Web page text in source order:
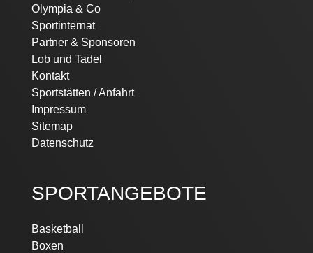
Olympia & Co
Sportinternat
Partner & Sponsoren
Lob und Tadel
Kontakt
Sportstätten / Anfahrt
Impressum
Sitemap
Datenschutz
SPORTANGEBOTE
Navigation
überspringen
Basketball
Boxen